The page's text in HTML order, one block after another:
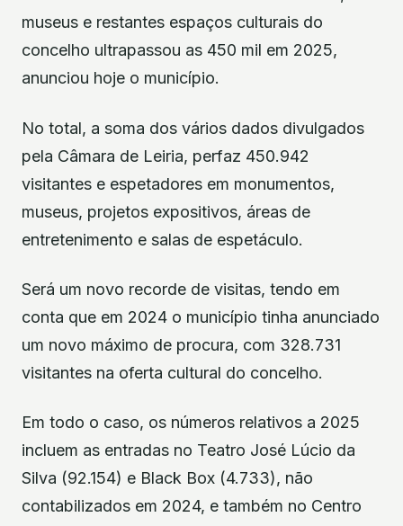
museus e restantes espaços culturais do
concelho ultrapassou as 450 mil em 2025,
anunciou hoje o município.
No total, a soma dos vários dados divulgados
pela Câmara de Leiria, perfaz 450.942
visitantes e espetadores em monumentos,
museus, projetos expositivos, áreas de
entretenimento e salas de espetáculo.
Será um novo recorde de visitas, tendo em
conta que em 2024 o município tinha anunciado
um novo máximo de procura, com 328.731
visitantes na oferta cultural do concelho.
Em todo o caso, os números relativos a 2025
incluem as entradas no Teatro José Lúcio da
Silva (92.154) e Black Box (4.733), não
contabilizados em 2024, e também no Centro